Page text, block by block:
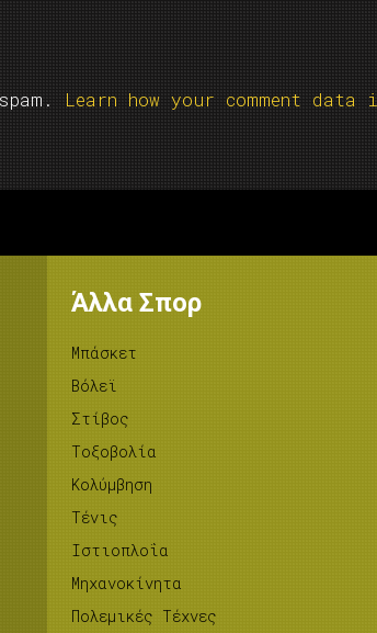
Learn how your comment data
Άλλα Σπορ
Μπάσκετ
Βόλεϊ
Στίβος
Tοξοβολία
Κολύμβηση
Τένις
Ιστιοπλοΐα
Μηχανοκίνητα
Πολεμικές Τέχνες